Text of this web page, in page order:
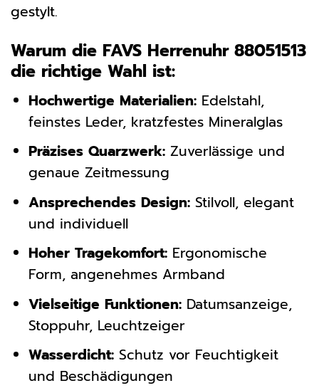
gestylt.
Warum die FAVS Herrenuhr 88051513
die richtige Wahl ist:
Hochwertige Materialien:Edelstahl,
feinstes Leder, kratzfestes Mineralglas
Präzises Quarzwerk:Zuverlässige und
genaue Zeitmessung
Ansprechendes Design:Stilvoll, elegant
und individuell
Hoher Tragekomfort:Ergonomische
Form, angenehmes Armband
Vielseitige Funktionen:Datumsanzeige,
Stoppuhr, Leuchtzeiger
Wasserdicht:Schutz vor Feuchtigkeit
und Beschädigungen